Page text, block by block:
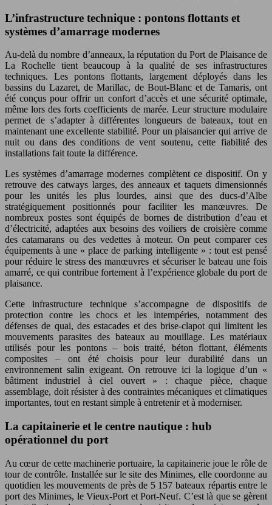
L’infrastructure technique : pontons flottants et
systèmes d’amarrage modernes
Au-delà du nombre d’anneaux, la réputation du Port de Plaisance de
La Rochelle tient beaucoup à la qualité de ses infrastructures
techniques. Les pontons flottants, largement déployés dans les
bassins du Lazaret, de Marillac, de Bout-Blanc et de Tamaris, ont
été conçus pour offrir un confort d’accès et une sécurité optimale,
même lors des forts coefficients de marée. Leur structure modulaire
permet de s’adapter à différentes longueurs de bateaux, tout en
maintenant une excellente stabilité. Pour un plaisancier qui arrive de
nuit ou dans des conditions de vent soutenu, cette fiabilité des
installations fait toute la différence.
Les systèmes d’amarrage modernes complètent ce dispositif. On y
retrouve des catways larges, des anneaux et taquets dimensionnés
pour les unités les plus lourdes, ainsi que des ducs-d’Albe
stratégiquement positionnés pour faciliter les manœuvres. De
nombreux postes sont équipés de bornes de distribution d’eau et
d’électricité, adaptées aux besoins des voiliers de croisière comme
des catamarans ou des vedettes à moteur. On peut comparer ces
équipements à une « place de parking intelligente » : tout est pensé
pour réduire le stress des manœuvres et sécuriser le bateau une fois
amarré, ce qui contribue fortement à l’expérience globale du port de
plaisance.
Cette infrastructure technique s’accompagne de dispositifs de
protection contre les chocs et les intempéries, notamment des
défenses de quai, des estacades et des brise-clapot qui limitent les
mouvements parasites des bateaux au mouillage. Les matériaux
utilisés pour les pontons – bois traité, béton flottant, éléments
composites – ont été choisis pour leur durabilité dans un
environnement salin exigeant. On retrouve ici la logique d’un «
bâtiment industriel à ciel ouvert » : chaque pièce, chaque
assemblage, doit résister à des contraintes mécaniques et climatiques
importantes, tout en restant simple à entretenir et à moderniser.
La capitainerie et le centre nautique : hub
opérationnel du port
Au cœur de cette machinerie portuaire, la capitainerie joue le rôle de
tour de contrôle. Installée sur le site des Minimes, elle coordonne au
quotidien les mouvements de près de 5 157 bateaux répartis entre le
port des Minimes, le Vieux-Port et Port-Neuf. C’est là que se gèrent